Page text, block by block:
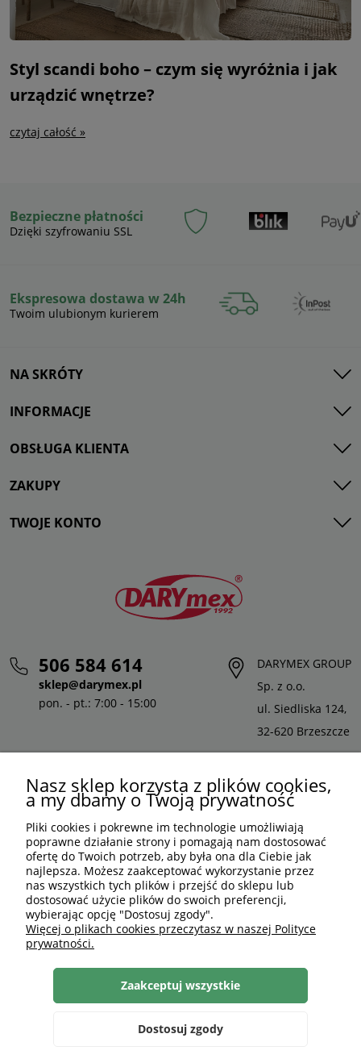
Styl scandi boho – czym się wyróżnia i jak
urządzić wnętrze?
czytaj całość »
Bezpieczne płatności
Dzięki szyfrowaniu SSL
Ekspresowa dostawa w 24h
Twoim ulubionym kurierem
NA SKRÓTY
INFORMACJE
OBSŁUGA KLIENTA
ZAKUPY
TWOJE KONTO
506 584 614
sklep@darymex.pl
pon. - pt.: 7:00 - 15:00
DARYMEX GROUP
Sp. z o.o.
ul. Siedliska 124,
32-620 Brzeszcze
PLN PL
Nasz sklep korzysta z plików cookies,
a my dbamy o Twoją prywatność
Pliki cookies i pokrewne im technologie umożliwiają
poprawne działanie strony i pomagają nam dostosować
ofertę do Twoich potrzeb, aby była ona dla Ciebie jak
najlepsza. Możesz zaakceptować wykorzystanie przez
nas wszystkich tych plików i przejść do sklepu lub
dostosować użycie plików do swoich preferencji,
wybierając opcję "Dostosuj zgody".
Więcej o plikach cookies przeczytasz w naszej Polityce
prywatności.
Dostosuj zgody
Zaakceptuj wszystkie